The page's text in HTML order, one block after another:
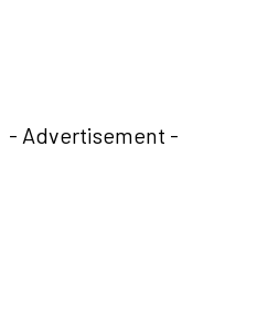
- Advertisement -